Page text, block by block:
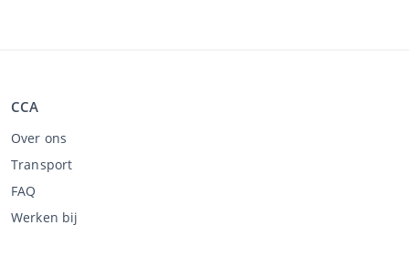
CCA
Over ons
Transport
FAQ
Werken bij